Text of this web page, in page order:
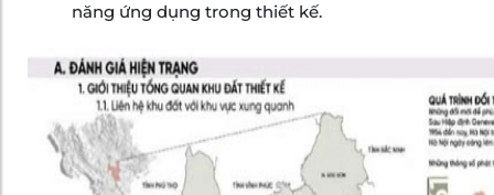
năng ứng dụng trong thiết kế.